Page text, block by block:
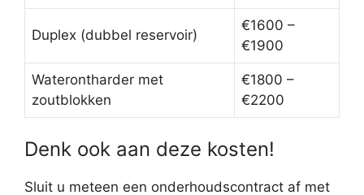
Duplex (dubbel reservoir)
€1600 –
€1900
Waterontharder met
zoutblokken
€1800 –
€2200
Denk ook aan deze kosten!
Sluit u meteen een onderhoudscontract af met